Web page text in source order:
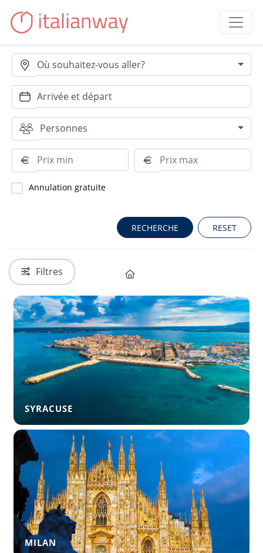
Où souhaitez-vous aller?
Personnes
Annulation gratuite
RESET
Filtres
SYRACUSE
MILAN